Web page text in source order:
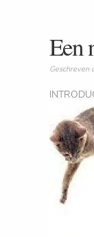
Een
Geschreven